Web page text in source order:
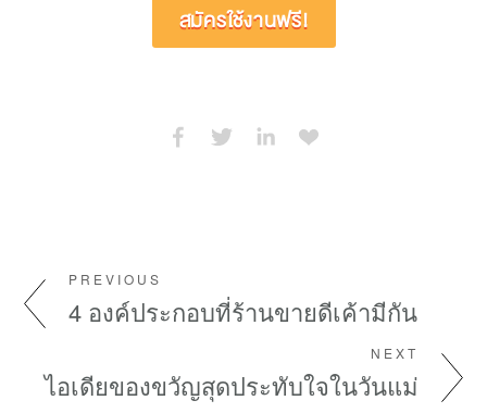
สมัครใช้งานฟรี!
PREVIOUS
4 องค์ประกอบที่ร้านขายดีเค้ามีกัน
NEXT
ไอเดียของขวัญสุดประทับใจในวันแม่